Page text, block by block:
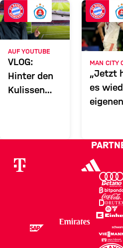
FCB
BRATISLAVA
Zum Spielbericht
AUF YOUTUBE
VLOG:
Hinter den
Kulissen
MAN CITY
„Jetzt
es